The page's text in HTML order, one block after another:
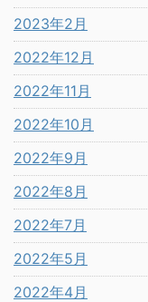
2023年2月
2022年12月
2022年11月
2022年10月
2022年9月
2022年8月
2022年7月
2022年5月
2022年4月